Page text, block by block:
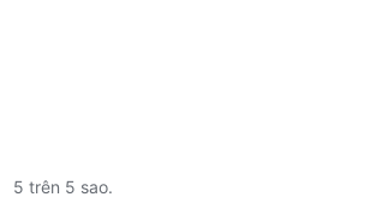
5 trên 5 sao.